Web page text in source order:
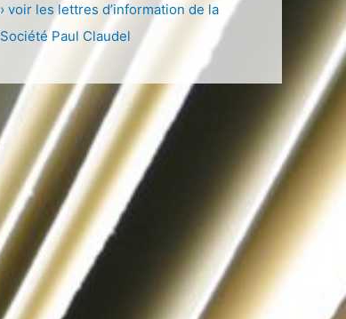
› voir les lettres d’information de la
Société Paul Claudel